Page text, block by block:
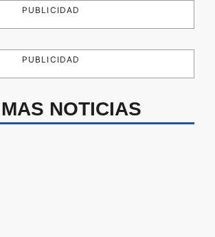
PUBLICIDAD
PUBLICIDAD
NOTICIAS